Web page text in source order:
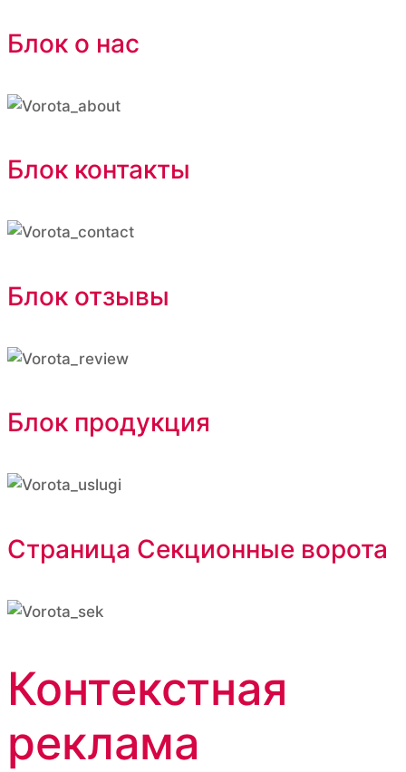
Блок о нас
Блок контакты
Блок отзывы
Блок продукция
Страница Секционные ворота
Контекстная
реклама